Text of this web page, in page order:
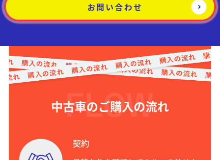
お問い合わせ
中古車のご購入の流れ
契約